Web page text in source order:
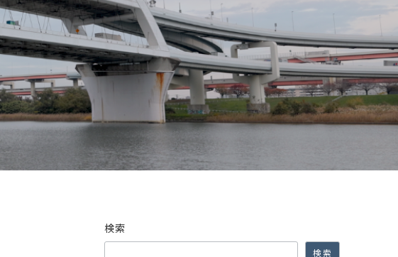
検索
検索